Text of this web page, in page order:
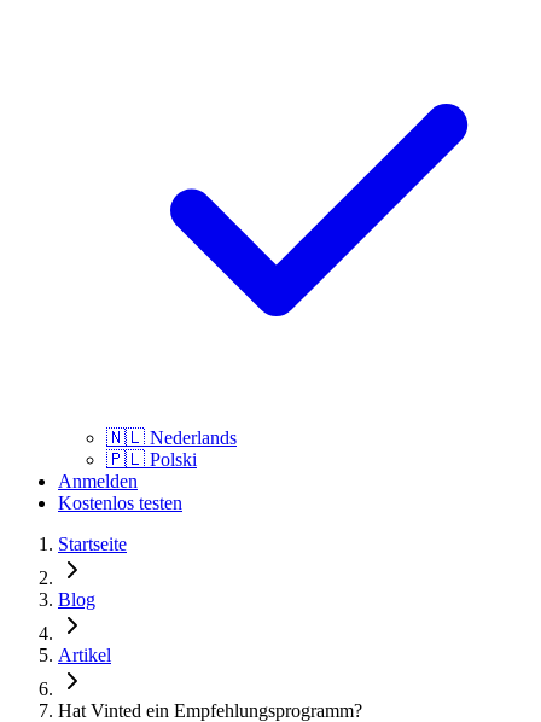
🇳🇱 Nederlands
🇵🇱 Polski
Anmelden
Kostenlos testen
Startseite
Blog
Artikel
Hat Vinted ein Empfehlungsprogramm?